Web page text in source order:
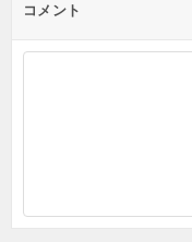
コメント